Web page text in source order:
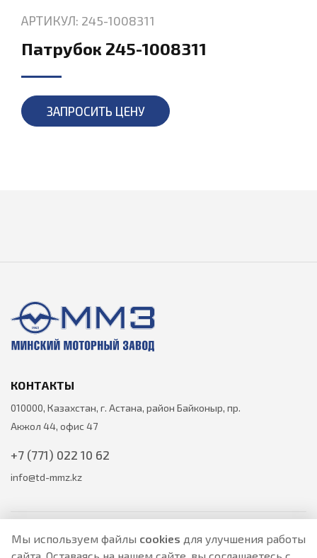
АРТИКУЛ: 245-1008311
Патрубок 245-1008311
ЗАПРОСИТЬ ЦЕНУ
Мы используем файлы cookies для улучшения работы
КОНТАКТЫ
010000, Казахстан, г. Астана, район Байконыр, пр.
Акжол 44, офис 47
+7 (771) 022 10 62
info@td-mmz.kz